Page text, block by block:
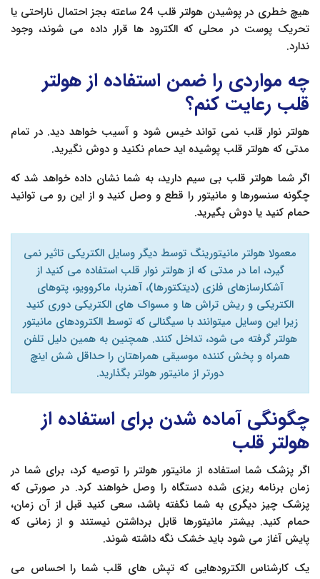
هیچ خطری در پوشیدن هولتر قلب 24 ساعته بجز احتمال ناراحتی یا
تحریک پوست در محلی که الکترود ها قرار داده می شوند، وجود
ندارد.
چه مواردی را ضمن استفاده از هولتر
قلب رعایت کنم؟
هولتر نوار قلب نمی تواند خیس شود و آسیب خواهد دید. در تمام
مدتی که هولتر قلب پوشیده اید حمام نکنید و دوش نگیرید.
اگر شما هولتر قلب بی سیم دارید، به شما نشان داده خواهد شد که
چگونه سنسورها و مانیتور را قطع و وصل کنید و از این رو می توانید
حمام کنید یا دوش بگیرید.
معمولا هولتر مانیتورینگ توسط دیگر وسایل الکتریکی تاثیر نمی
گیرد، اما در مدتی که از هولتر نوار قلب استفاده می کنید از
آشکارسازهای فلزی (دیتکتورها)، آهنربا، ماکروویو، پتوهای
الکتریکی و ریش تراش ها و مسواک های الکتریکی دوری کنید
زیرا این وسایل میتوانند با سیگنالی که توسط الکترودهای مانیتور
هولتر گرفته می شود، تداخل کنند. همچنین به همین دلیل تلفن
همراه و پخش کننده موسیقی همراهتان را حداقل شش اینچ
دورتر از مانیتور هولتر بگذارید.
چگونگی آماده شدن برای استفاده از
هولتر قلب
اگر پزشک شما استفاده از مانیتور هولتر را توصیه کرد، برای شما در
زمان برنامه ریزی شده دستگاه را وصل خواهند کرد. در صورتی که
پزشک چیز دیگری به شما نگفته باشد، سعی کنید قبل از آن زمان،
حمام کنید. بیشتر مانیتورها قابل برداشتن نیستند و از زمانی که
پایش آغاز می شود باید خشک نگه داشته شوند.
یک کارشناس الکترودهایی که تپش های قلب شما را احساس می